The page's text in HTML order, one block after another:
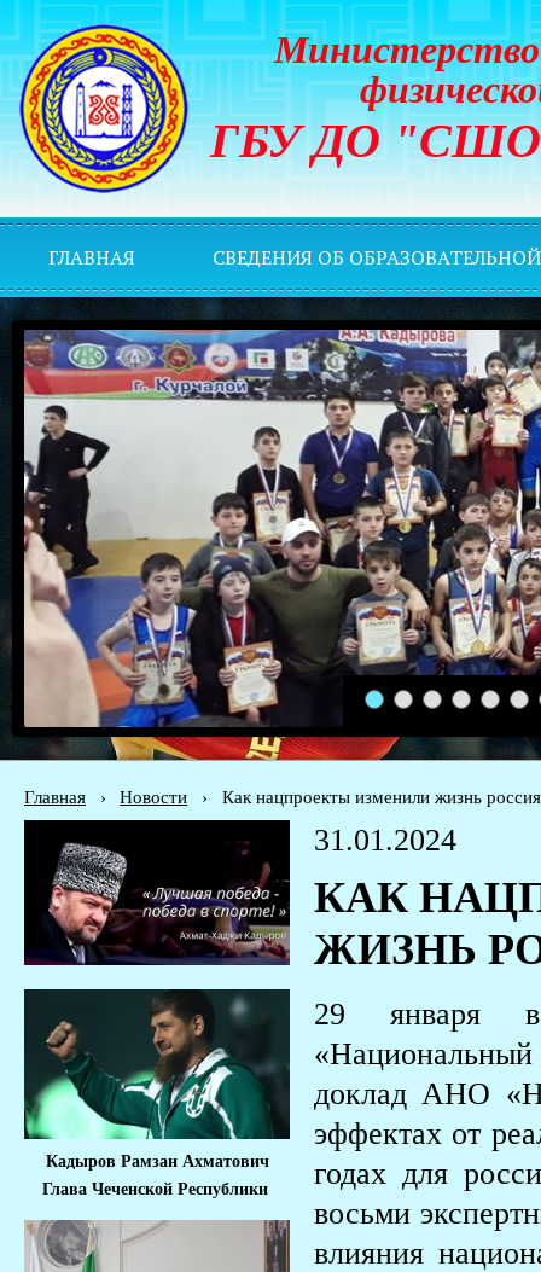
Министерство
ГБУ ДО "СШОР
ГЛАВНАЯ СВЕДЕНИЯ ОБ
1 2 3 4 5 6
Главная › Новости › Как нацпроекты изменили жизнь
Кадыров Рамзан Ахматович
Глава Чеченской Республики
31.01.2024
КАК
ЖИЗНЬ
29 января в
доклад АНО
эффектах от
годах для
восьми
влияния